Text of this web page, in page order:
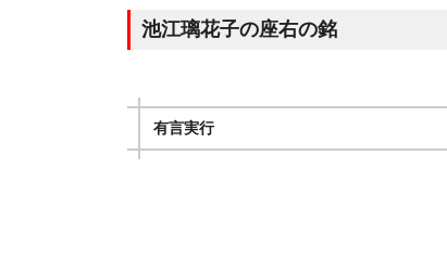
池江璃花子の座右の銘
有言実行